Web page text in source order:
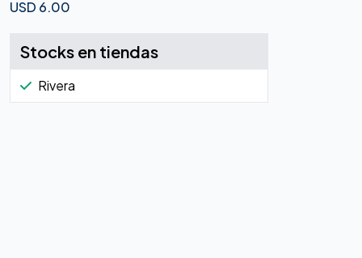
USD 6.00
Stocks en tiendas
Rivera